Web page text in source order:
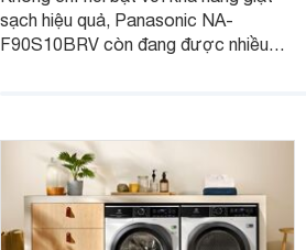
sạch hiệu quả, Panasonic NA-
F90S10BRV còn đang được nhiều
giặt cửa trên 9kg.